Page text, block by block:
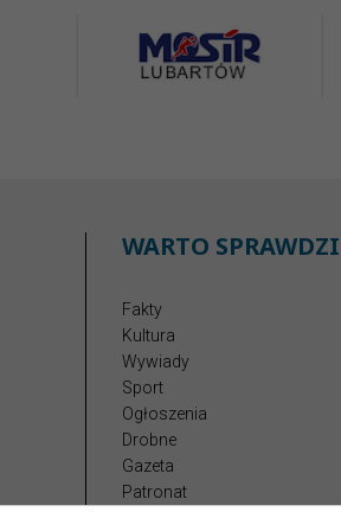
WARTO
Fakty
Kultura
Wywiady
Sport
Ogłoszenia
Drobne
Gazeta
Patronat